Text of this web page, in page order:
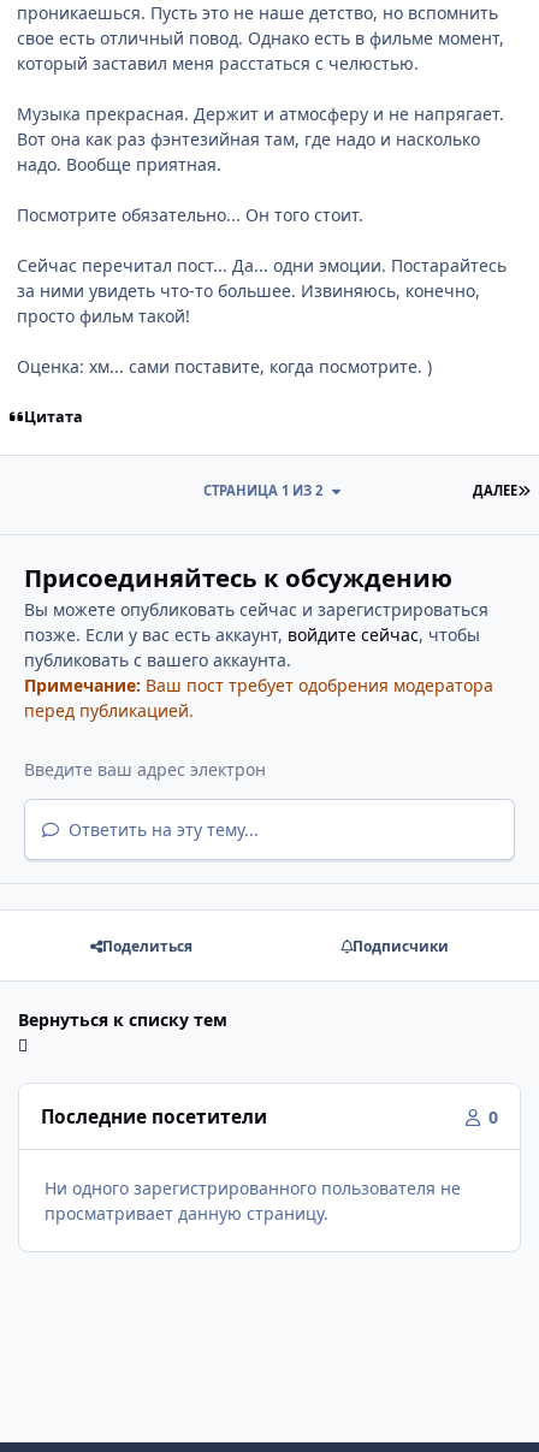
проникаешься. Пусть это не наше детство, но вспомнить
свое есть отличный повод. Однако есть в фильме момент,
который заставил меня расстаться с челюстью.
Музыка прекрасная. Держит и атмосферу и не напрягает.
Вот она как раз фэнтезийная там, где надо и насколько
надо. Вообще приятная.
Посмотрите обязательно... Он того стоит.
Сейчас перечитал пост... Да... одни эмоции. Постарайтесь
за ними увидеть что-то большее. Извиняюсь, конечно,
просто фильм такой!
Оценка: хм... сами поставите, когда посмотрите. )
Цитата
ДАЛЕЕ
СТРАНИЦА 1 ИЗ 2
Присоединяйтесь к обсуждению
Вы можете опубликовать сейчас и зарегистрироваться
позже. Если у вас есть аккаунт, войдите сейчас, чтобы
публиковать с вашего аккаунта.
Примечание: Ваш пост требует одобрения модератора
перед публикацией.
Ответить на эту тему...
Поделиться Подписчики
Вернуться к списку тем
Последние посетители 0
Ни одного зарегистрированного пользователя не
просматривает данную страницу.